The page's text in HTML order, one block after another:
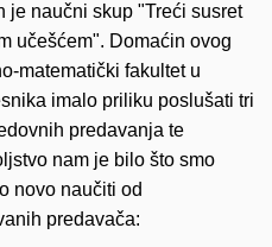
je naučni skup "Treći susret
učešćem". Domaćin ovog
matematički fakultet u
imalo priliku poslušati tri
predavanja te
nam je bilo što smo
novo naučiti od
predavača: